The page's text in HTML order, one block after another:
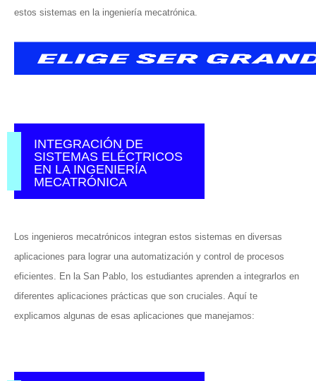
estos sistemas en la ingeniería mecatrónica.
INTEGRACIÓN DE
SISTEMAS ELÉCTRICOS
EN LA INGENIERÍA
MECATRÓNICA
Los ingenieros mecatrónicos integran estos sistemas en diversas
aplicaciones para lograr una automatización y control de procesos
eficientes. En la San Pablo, los estudiantes aprenden a integrarlos en
diferentes aplicaciones prácticas que son cruciales. Aquí te
explicamos algunas de esas aplicaciones que manejamos: